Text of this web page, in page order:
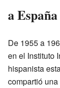
a España
De 1955 a
en el Instituto
hispanista
compartió